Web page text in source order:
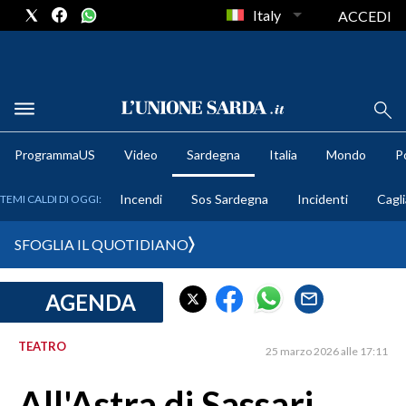
METEO
CRONACA SARDEGNA
Italy ACCEDI
ProgrammaUS Video Sardegna Italia Mondo
TEMI CALDI DI OGGI: Incendi Sos Sardegna Incidenti
SFOGLIA IL QUOTIDIANO
AGENDA
TEATRO 25 marzo 2026 alle 17:11